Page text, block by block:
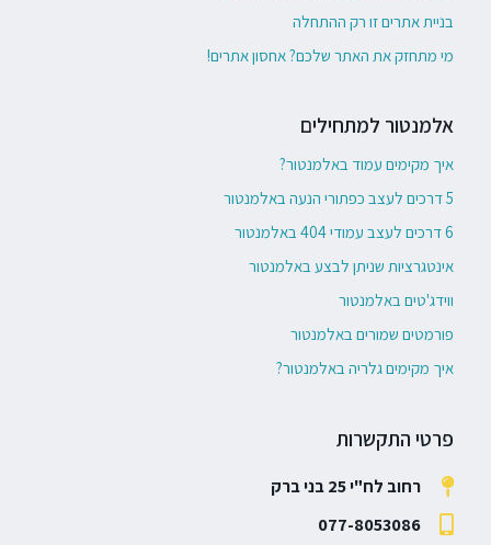
בניית אתרים זו רק ההתחלה
מי מתחזק את האתר שלכם? אחסון אתרים!
אלמנטור למתחילים
איך מקימים עמוד באלמנטור?
5 דרכים לעצב כפתורי הנעה באלמנטור
6 דרכים לעצב עמודי 404 באלמנטור
אינטגרציות שניתן לבצע באלמנטור
ווידג'טים באלמנטור
פורמטים שמורים באלמנטור
איך מקימים גלריה באלמנטור?
פרטי התקשרות
רחוב לח"י 25 בני ברק
077-8053086